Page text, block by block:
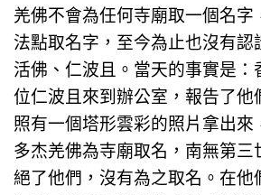
羌佛不會為任何寺廟取一個名字
法點取名字，至今為止也沒有認
活佛、仁波且。當天的事實是：
位仁波且來到辦公室，報告了他
照有一個塔形雲彩的照片拿出來
多杰羌佛為寺廟取名，南無第三
絕了他們，沒有為之取名。在他